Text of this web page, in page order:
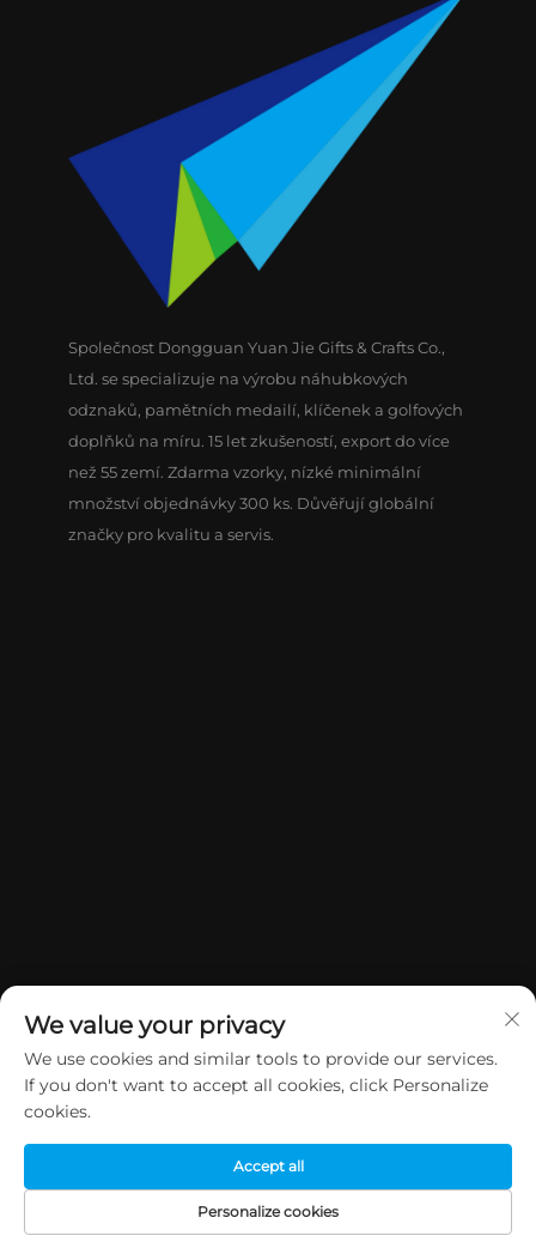
Společnost Dongguan Yuan Jie Gifts & Crafts Co.,
Ltd. se specializuje na výrobu náhubkových
odznaků, pamětních medailí, klíčenek a golfových
doplňků na míru. 15 let zkušeností, export do více
než 55 zemí. Zdarma vzorky, nízké minimální
množství objednávky 300 ks. Důvěřují globální
značky pro kvalitu a servis.
Copyright © 2026 China Dongguan Yuan Jie Gifts & Crafts Co., Ltd.
DOMOVSKÁ
We value your privacy
We use cookies and similar tools to provide our services.
If you don't want to accept all cookies, click Personalize
cookies.
Personalize cookies
Accept all